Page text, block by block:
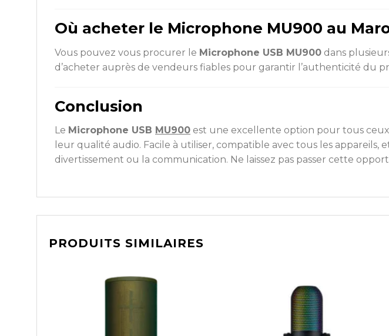
Où acheter le Microphone MU900 au
Vous pouvez vous procurer le Microphone USB MU900 dans
d’acheter auprès de vendeurs fiables pour garantir l’authenticité du
Conclusion
Le Microphone USB MU900 est une excellente option pour tous
leur qualité audio. Facile à utiliser, compatible avec tous les
divertissement ou la communication. Ne laissez pas passer cette
PRODUITS SIMILAIRES